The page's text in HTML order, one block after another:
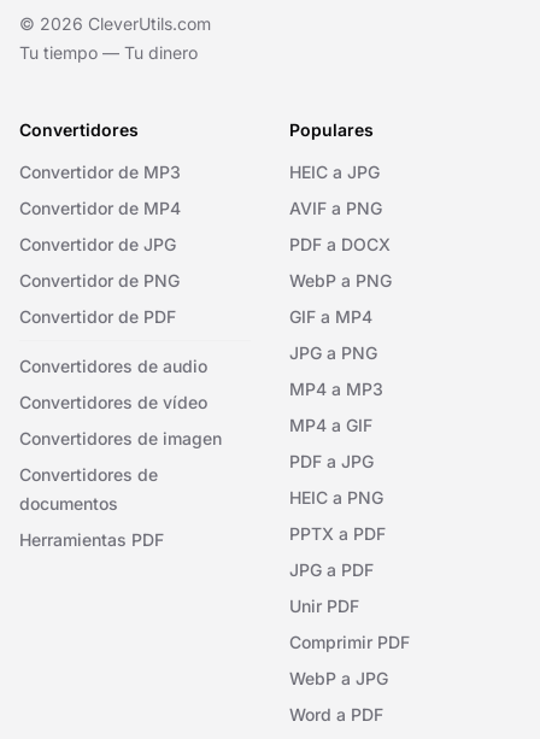
© 2026 CleverUtils.com
Tu tiempo — Tu dinero
Convertidores
Convertidor de MP3
Convertidor de MP4
Convertidor de JPG
Convertidor de PNG
Convertidor de PDF
Convertidores de audio
Convertidores de vídeo
Convertidores de imagen
Convertidores de
documentos
Herramientas PDF
Populares
HEIC a JPG
AVIF a PNG
PDF a DOCX
WebP a PNG
GIF a MP4
JPG a PNG
MP4 a MP3
MP4 a GIF
PDF a JPG
HEIC a PNG
PPTX a PDF
JPG a PDF
Unir PDF
Comprimir PDF
WebP a JPG
Word a PDF